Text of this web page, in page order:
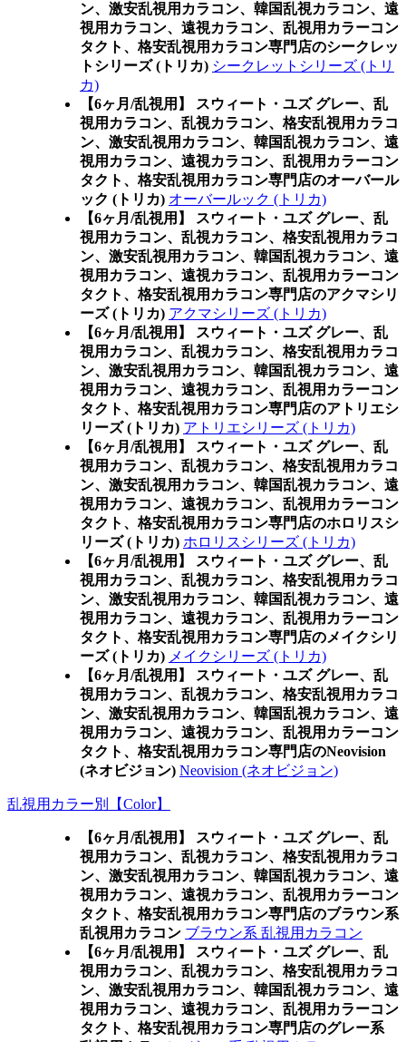
ン、激安乱視用カラコン、韓国乱視カラコン、遠
視用カラコン、遠視カラコン、乱視用カラーコン
タクト、格安乱視用カラコン専門店のシークレッ
トシリーズ (トリカ) シークレットシリーズ (トリ
カ)
【6ヶ月/乱視用】 スウィート・ユズ グレー、乱
視用カラコン、乱視カラコン、格安乱視用カラコ
ン、激安乱視用カラコン、韓国乱視カラコン、遠
視用カラコン、遠視カラコン、乱視用カラーコン
タクト、格安乱視用カラコン専門店のオーバール
ック (トリカ) オーバールック (トリカ)
【6ヶ月/乱視用】 スウィート・ユズ グレー、乱
視用カラコン、乱視カラコン、格安乱視用カラコ
ン、激安乱視用カラコン、韓国乱視カラコン、遠
視用カラコン、遠視カラコン、乱視用カラーコン
タクト、格安乱視用カラコン専門店のアクマシリ
ーズ (トリカ) アクマシリーズ (トリカ)
【6ヶ月/乱視用】 スウィート・ユズ グレー、乱
視用カラコン、乱視カラコン、格安乱視用カラコ
ン、激安乱視用カラコン、韓国乱視カラコン、遠
視用カラコン、遠視カラコン、乱視用カラーコン
タクト、格安乱視用カラコン専門店のアトリエシ
リーズ (トリカ) アトリエシリーズ (トリカ)
【6ヶ月/乱視用】 スウィート・ユズ グレー、乱
視用カラコン、乱視カラコン、格安乱視用カラコ
ン、激安乱視用カラコン、韓国乱視カラコン、遠
視用カラコン、遠視カラコン、乱視用カラーコン
タクト、格安乱視用カラコン専門店のホロリスシ
リーズ (トリカ) ホロリスシリーズ (トリカ)
【6ヶ月/乱視用】 スウィート・ユズ グレー、乱
視用カラコン、乱視カラコン、格安乱視用カラコ
ン、激安乱視用カラコン、韓国乱視カラコン、遠
視用カラコン、遠視カラコン、乱視用カラーコン
タクト、格安乱視用カラコン専門店のメイクシリ
ーズ (トリカ) メイクシリーズ (トリカ)
【6ヶ月/乱視用】 スウィート・ユズ グレー、乱
視用カラコン、乱視カラコン、格安乱視用カラコ
ン、激安乱視用カラコン、韓国乱視カラコン、遠
視用カラコン、遠視カラコン、乱視用カラーコン
タクト、格安乱視用カラコン専門店のNeovision
(ネオビジョン) Neovision (ネオビジョン)
乱視用カラー別【Color】
【6ヶ月/乱視用】 スウィート・ユズ グレー、乱
視用カラコン、乱視カラコン、格安乱視用カラコ
ン、激安乱視用カラコン、韓国乱視カラコン、遠
視用カラコン、遠視カラコン、乱視用カラーコン
タクト、格安乱視用カラコン専門店のブラウン系
乱視用カラコン ブラウン系 乱視用カラコン
【6ヶ月/乱視用】 スウィート・ユズ グレー、乱
視用カラコン、乱視カラコン、格安乱視用カラコ
ン、激安乱視用カラコン、韓国乱視カラコン、遠
視用カラコン、遠視カラコン、乱視用カラーコン
タクト、格安乱視用カラコン専門店のグレー系